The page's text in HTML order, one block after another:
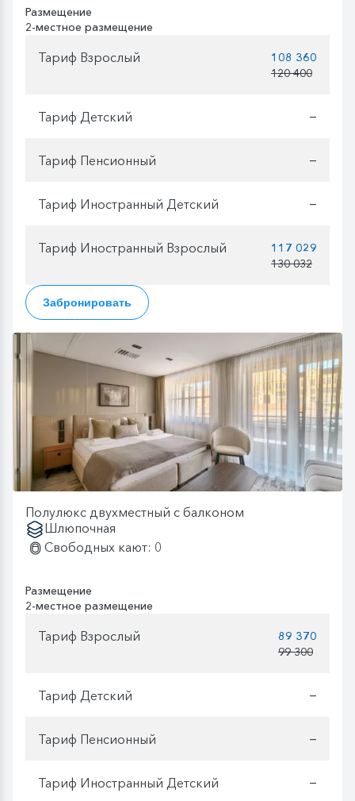
Размещение
2-местное размещение
Тариф Взрослый
108 360
120 400
Тариф Детский —
Тариф Пенсионный —
Тариф Иностранный Детский —
Тариф Иностранный Взрослый
117 029
130 032
Забронировать
Полулюкс двухместный с балконом
Шлюпочная
Свободных кают: 0
Размещение
2-местное размещение
Тариф Взрослый
89 370
99 300
Тариф Детский —
Тариф Пенсионный —
Тариф Иностранный Детский —